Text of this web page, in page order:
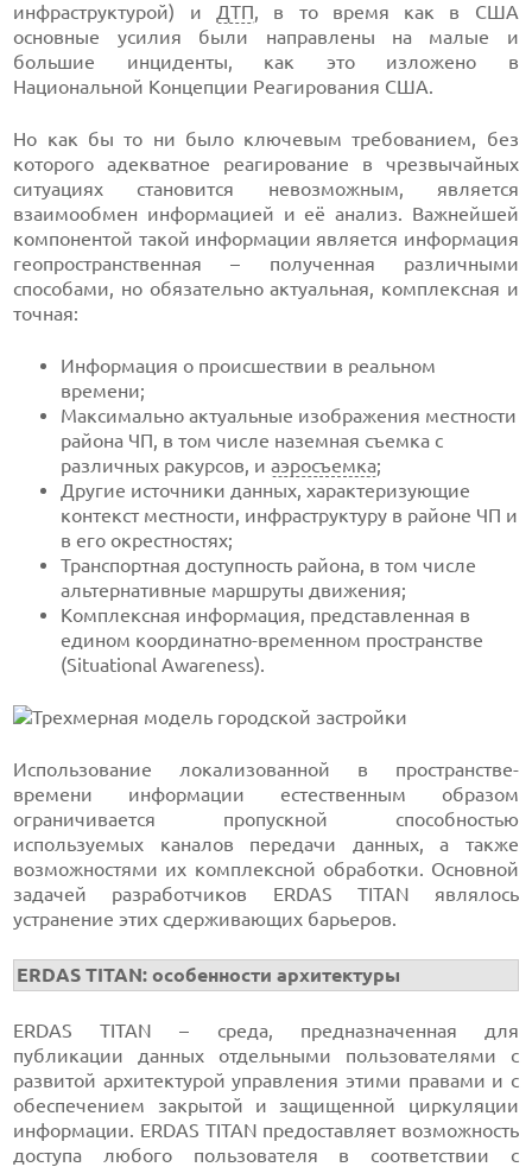
инфраструктурой) и ДТП, в то время как в США
основные усилия были направлены на малые и
большие инциденты, как это изложено в
Национальной Концепции Реагирования США.
Но как бы то ни было ключевым требованием, без
которого адекватное реагирование в чрезвычайных
ситуациях становится невозможным, является
взаимообмен информацией и её анализ. Важнейшей
компонентой такой информации является информация
геопространственная – полученная различными
способами, но обязательно актуальная, комплексная и
точная:
Информация о происшествии в реальном
времени;
Максимально актуальные изображения местности
района ЧП, в том числе наземная съемка с
различных ракурсов, иаэросъемка;
Другие источники данных, характеризующие
контекст местности, инфраструктуру в районе ЧП и
в его окрестностях;
Транспортная доступность района, в том числе
альтернативные маршруты движения;
Комплексная информация, представленная в
едином координатно-временном пространстве
(Situational Awareness).
Использование локализованной в пространстве-
времени информации естественным образом
ограничивается пропускной способностью
используемых каналов передачи данных, а также
возможностями их комплексной обработки. Основной
задачей разработчиков ERDAS TITAN являлось
устранение этих сдерживающих барьеров.
ERDAS TITAN: особенности архитектуры
ERDAS TITAN – среда, предназначенная для
публикации данных отдельными пользователями с
развитой архитектурой управления этими правами и с
обеспечением закрытой и защищенной циркуляции
информации. ERDAS TITAN предоставляет возможность
доступа любого пользователя в соответствии с